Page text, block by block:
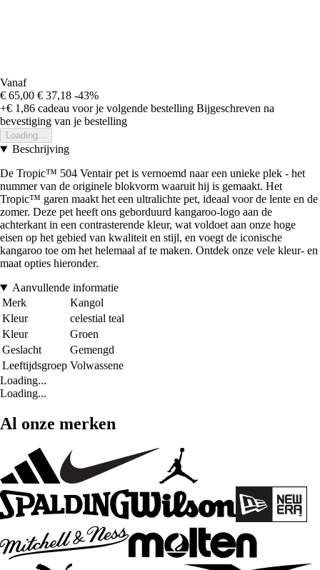
Vanaf
€ 65,00 € 37,18 -43%
+€ 1,86 cadeau voor je volgende bestelling Bijgeschreven na
bevestiging van je bestelling
Loading...
Beschrijving
De Tropic™ 504 Ventair pet is vernoemd naar een unieke plek - het
nummer van de originele blokvorm waaruit hij is gemaakt. Het
Tropic™ garen maakt het een ultralichte pet, ideaal voor de lente en de
zomer. Deze pet heeft ons geborduurd kangaroo-logo aan de
achterkant in een contrasterende kleur, wat voldoet aan onze hoge
eisen op het gebied van kwaliteit en stijl, en voegt de iconische
kangaroo toe om het helemaal af te maken. Ontdek onze vele kleur- en
maat opties hieronder.
Aanvullende informatie
Merk
Kangol
Kleur
celestial teal
Kleur
Groen
Geslacht
Gemengd
Leeftijdsgroep Volwassene
Loading...
Loading...
Al onze merken